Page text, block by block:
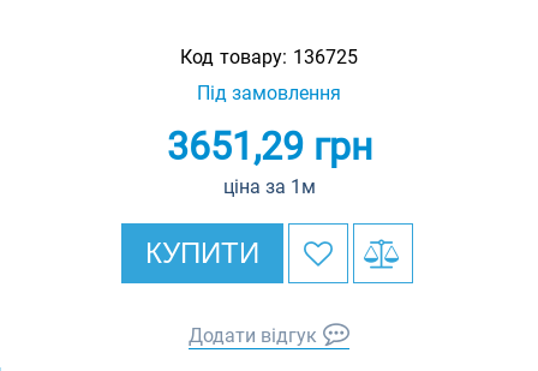
Код товару: 136725
Під замовлення
3651,29грн
ціна за 1м
КУПИТИ
Додати відгук